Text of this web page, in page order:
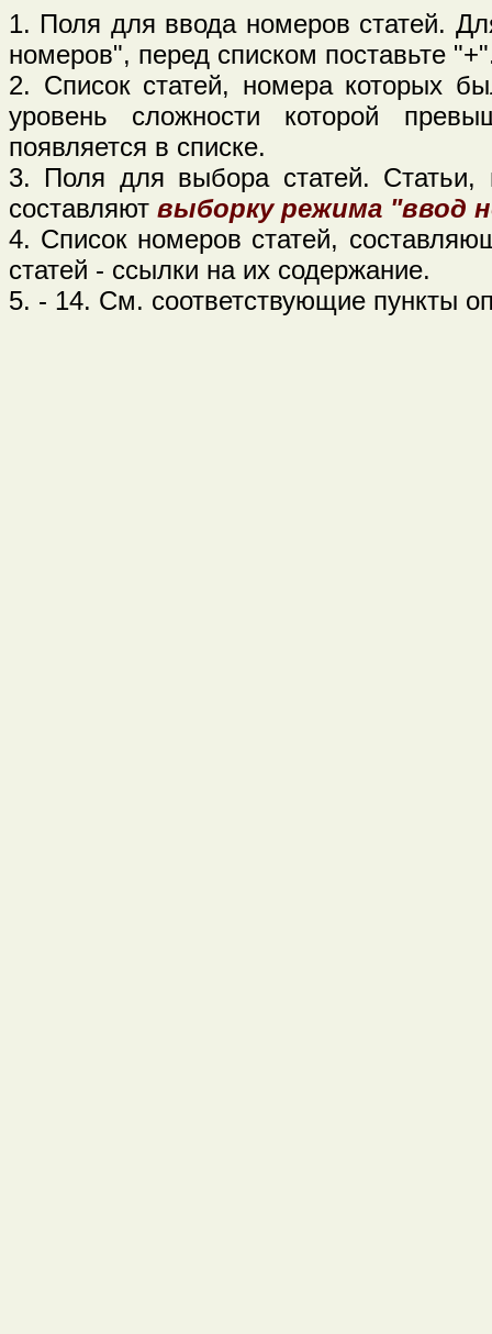
1. Поля для ввода номеров статей.
номеров", перед списком поставьте
2. Список статей, номера которых
уровень сложности которой
появляется в списке.
3. Поля для выбора статей. Статьи,
составляют выборку режима "ввод
4. Список номеров статей,
статей - ссылки на их содержание.
5. - 14. См. соответствующие пункты